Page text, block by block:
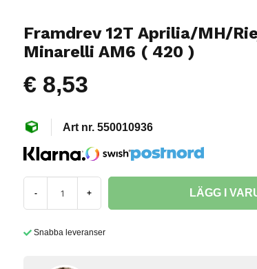
Framdrev 12T Aprilia/MH/
Minarelli AM6 ( 420 )
€ 8,53
550010936
- + LÄGG I
Snabba leveranser